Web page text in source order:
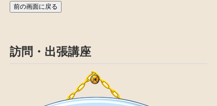
前の画面に戻る
訪問・出張講座